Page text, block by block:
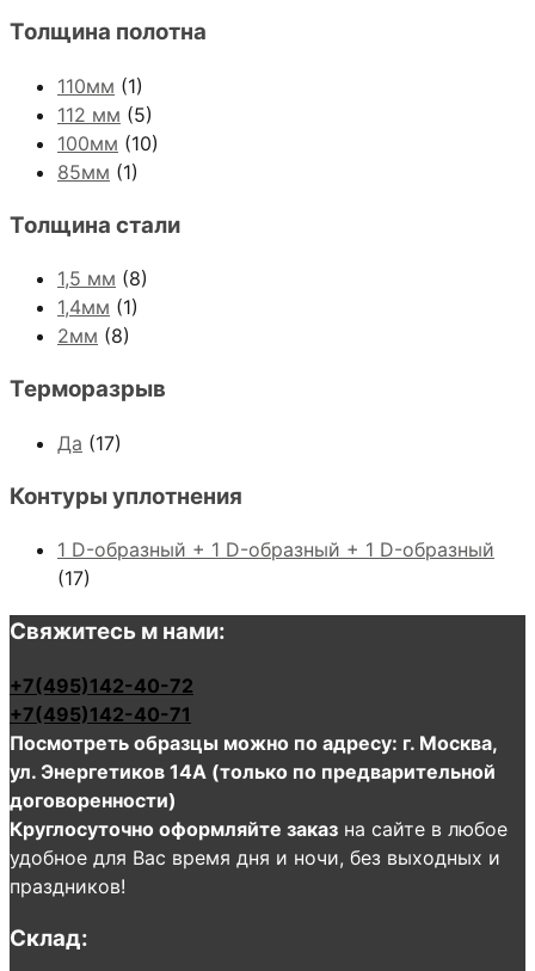
Толщина полотна
110мм (1)
112 мм (5)
100мм (10)
85мм (1)
Толщина стали
1,5 мм (8)
1,4мм (1)
2мм (8)
Терморазрыв
Да (17)
Контуры уплотнения
1 D-образный + 1 D-образный + 1 D-образный
(17)
Свяжитесь м нами:
+7(495)142-40-72
+7(495)142-40-71
Посмотреть образцы можно по адресу: г. Москва,
ул. Энергетиков 14А (только по предварительной
договоренности)
Круглосуточно оформляйте заказ на сайте в любое
удобное для Вас время дня и ночи, без выходных и
праздников!
Склад: